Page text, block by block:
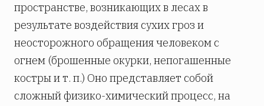
пространстве, возникающих в лесах в
результате воздействия сухих гроз и
неосторожного обращения человеком с
огнем (брошенные окурки, непогашенные
костры и т. п.) Оно представляет собой
сложный физико-химический процесс, на